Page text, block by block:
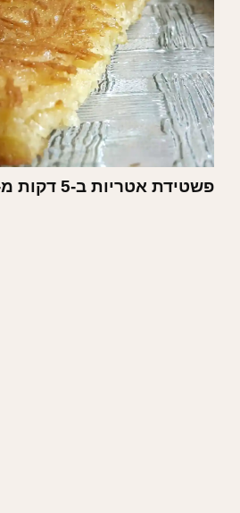
פשטידת אטריות ב-5 דקות מ-2 מצרכים